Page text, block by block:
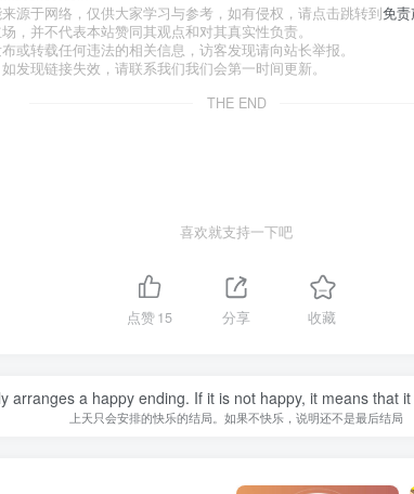
源于网络，仅供大家学习与参考，如有侵权，请点击跳转到免责
，并不代表本站赞同其观点和对其真实性负责。
或转载任何违法的相关信息，访客发现请向站长举报。
发现链接失效，请联系我们我们会第一时间更新。
THE END
喜欢就支持一下吧
点赞15 分享 收藏
arranges a happy ending. If it is not happy, it means that
上天只会安排的快乐的结局。如果不快乐，说明还不是最后结局